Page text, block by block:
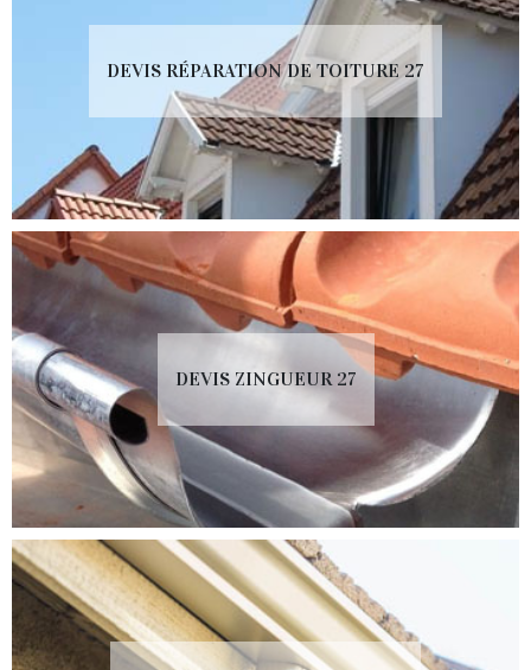
DEVIS RÉPARATION DE TOITURE 27
DEVIS ZINGUEUR 27